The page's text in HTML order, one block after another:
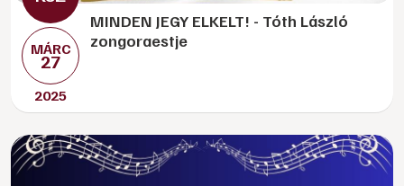
MÁRC
27
2025
MINDEN JEGY ELKELT! - Tóth László
zongoraestje